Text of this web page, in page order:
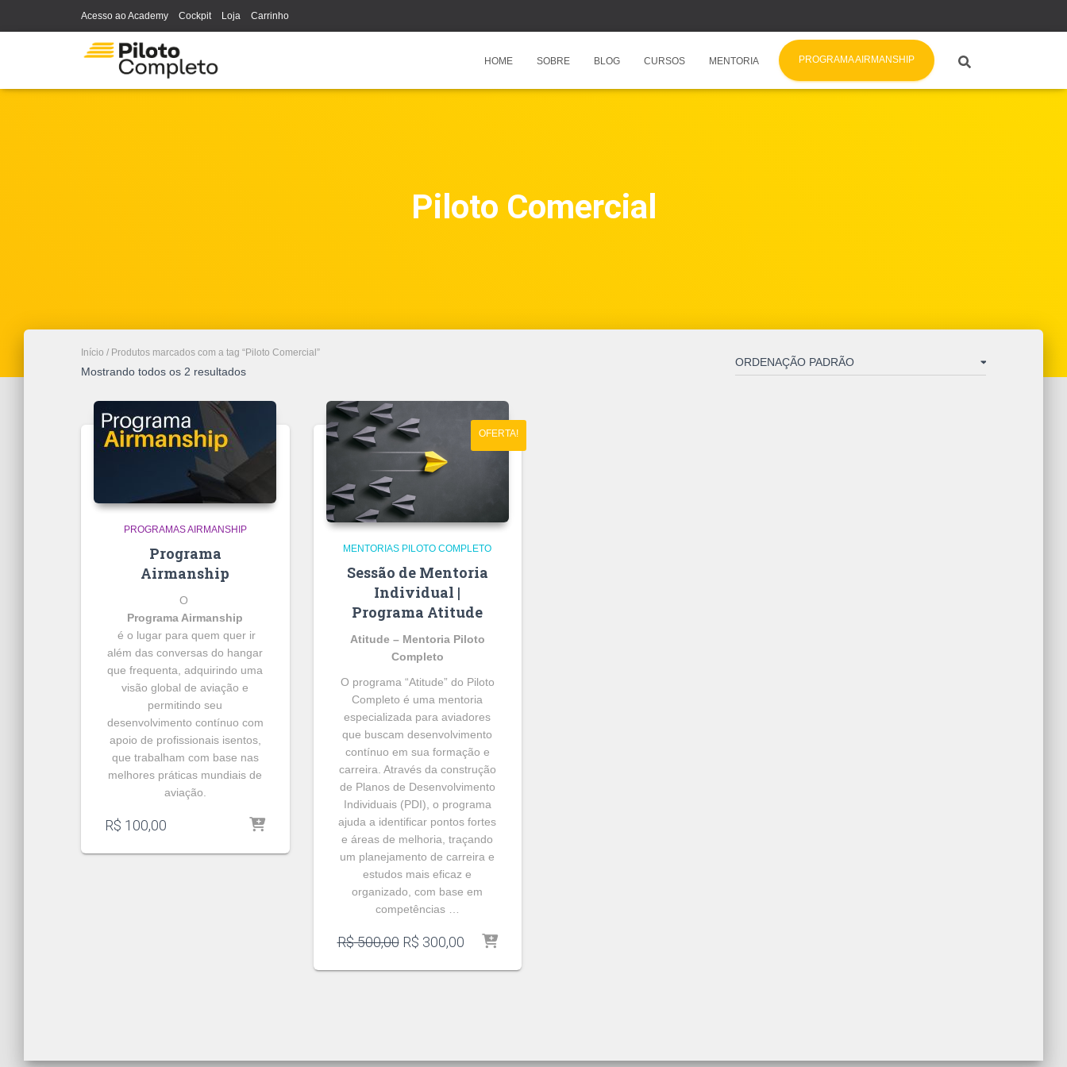
Acesso ao Academy Cockpit Loja Carrinho
HOME SOBRE BLOG CURSOS MENTORIA PROGRAMA AIRMANSHIP
Piloto Comercial
Início / Produtos marcados com a tag “Piloto Comercial”
Mostrando todos os 2 resultados
PROGRAMAS AIRMANSHIP
Programa
Airmanship
O
Programa Airmanship
é o lugar para quem quer ir
além das conversas do hangar
que frequenta, adquirindo uma
visão global de aviação e
permitindo seu
desenvolvimento contínuo com
apoio de profissionais isentos,
que trabalham com base nas
melhores práticas mundiais de
aviação.
R$ 100,00
OFERTA!
MENTORIAS PILOTO COMPLETO
Sessão de Mentoria
Individual |
Programa Atitude
Atitude – Mentoria Piloto
Completo
O programa “Atitude” do Piloto
Completo é uma mentoria
especializada para aviadores
que buscam desenvolvimento
contínuo em sua formação e
carreira. Através da construção
de Planos de Desenvolvimento
Individuais (PDI), o programa
ajuda a identificar pontos fortes
e áreas de melhoria, traçando
um planejamento de carreira e
estudos mais eficaz e
organizado, com base em
competências …
R$500,00 O
original
R$ 300,00O
atual